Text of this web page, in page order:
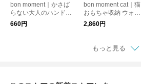
bon moment｜かさば
らない大人のハンドタ
オル ガーゼハンカチ
【33×33cm】
660円
bon moment cat｜猫
おもちゃ収納 ウォー
ルポケット
2,860円
もっと見る